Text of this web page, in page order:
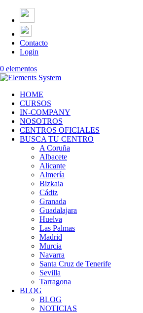
Contacto
Login
0 elementos
HOME
CURSOS
IN-COMPANY
NOSOTROS
CENTROS OFICIALES
BUSCA TU CENTRO
A Coruña
Albacete
Alicante
Almería
Bizkaia
Cádiz
Granada
Guadalajara
Huelva
Las Palmas
Madrid
Murcia
Navarra
Santa Cruz de Tenerife
Sevilla
Tarragona
BLOG
BLOG
NOTICIAS